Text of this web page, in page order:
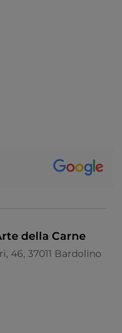
della Carne
46, 37011 Bardolino